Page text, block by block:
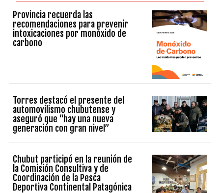
Provincia recuerda las
recomendaciones para prevenir
intoxicaciones por monóxido de
carbono
Torres destacó el presente del
automovilismo chubutense y
aseguró que “hay una nueva
generación con gran nivel”
Chubut participó en la reunión de
la Comisión Consultiva y de
Coordinación de la Pesca
Deportiva Continental Patagónica